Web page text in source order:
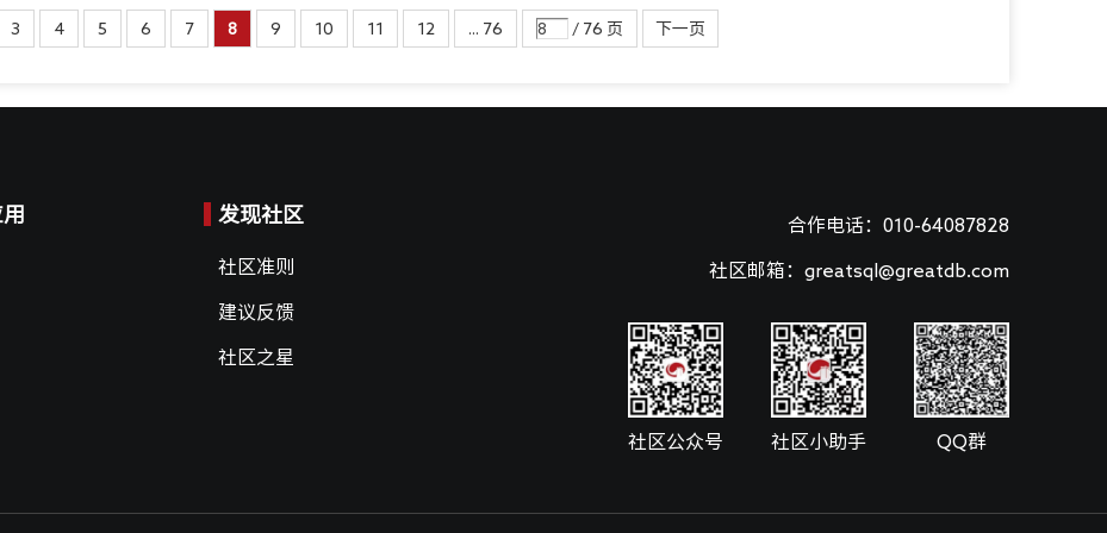
3 4 5 6 7 8 9 10 11 12 ... 76 / 76 页 下一页
发现社区
社区准则
建议反馈
社区之星
合作电话：010-64087828
社区邮箱：greatsql@greatdb.com
社区公众号 社区小助手 QQ群